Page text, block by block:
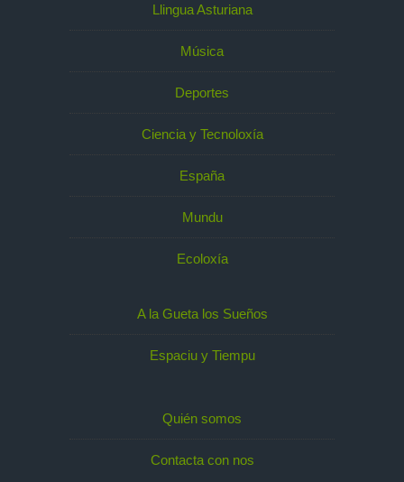
Llingua Asturiana
Música
Deportes
Ciencia y Tecnoloxía
España
Mundu
Ecoloxía
A la Gueta los Sueños
Espaciu y Tiempu
Quién somos
Contacta con nos